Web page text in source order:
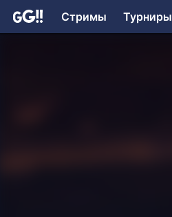
Стримы Турниры